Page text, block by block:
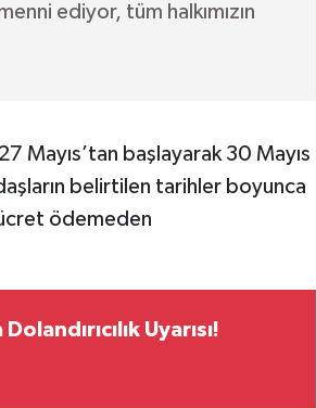
ediyor, tüm halkımızın
Mayıs’tan başlayarak 30 Mayıs
belirtilen tarihler boyunca
ödemeden
Uyarısı!